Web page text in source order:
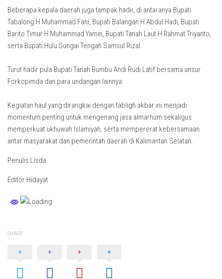
Beberapa kepala daerah juga tampak hadir, di antaranya Bupati
Tabalong H Muhammad Fani, Bupati Balangan H Abdul Hadi, Bupati
Barito Timur H Muhammad Yamin, Bupati Tanah Laut H Rahmat Triyanto,
serta Bupati Hulu Sungai Tengah Samsul Rizal.
Turut hadir pula Bupati Tanah Bumbu Andi Rudi Latif bersama unsur
Forkopimda dan para undangan lainnya.
Kegiatan haul yang dirangkai dengan tabligh akbar ini menjadi
momentum penting untuk mengenang jasa almarhum sekaligus
memperkuat ukhuwah Islamiyah, serta mempererat kebersamaan
antar masyarakat dan pemerintah daerah di Kalimantan Selatan.
Penulis:Lisda
Editor:Hidayat
SHARE